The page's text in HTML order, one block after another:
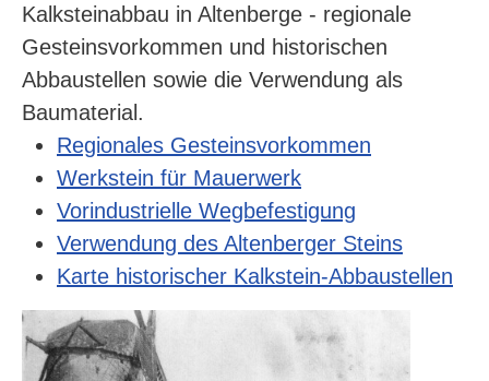
Kalksteinabbau in Altenberge - regionale
Gesteinsvorkommen und historischen
Abbaustellen sowie die Verwendung als
Baumaterial.
Regionales Gesteinsvorkommen
Werkstein für Mauerwerk
Vorindustrielle Wegbefestigung
Verwendung des Altenberger Steins
Karte historischer Kalkstein-Abbaustellen